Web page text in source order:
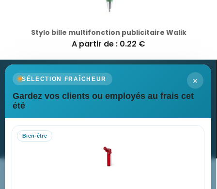
Stylo bille multifonction publicitaire Walik
A partir de : 0.22 €
×
SÉLECTION FRAÎCHEUR
Gardez vos clients ou employés au frais cet
été
Bien-être
Newsletter
Recevez nos dernières nouvelles et nos offres spéciales
Nos expertises & accompagnement global